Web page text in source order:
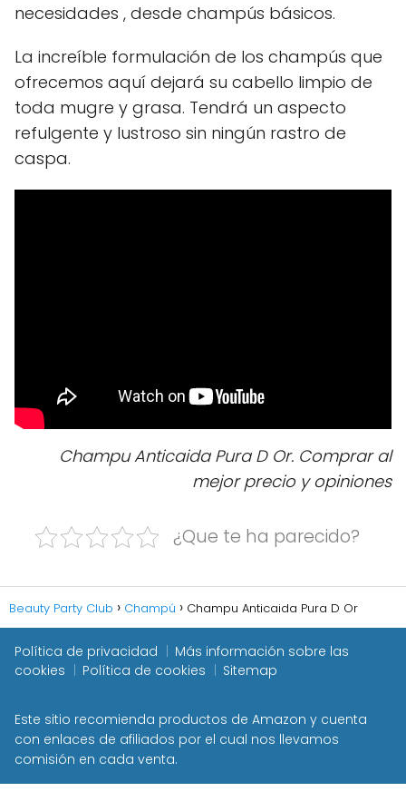
necesidades , desde champús básicos.
La increíble formulación de los champús que
ofrecemos aquí dejará su cabello limpio de
toda mugre y grasa. Tendrá un aspecto
refulgente y lustroso sin ningún rastro de
caspa.
Champu Anticaida Pura D Or. Comprar al
mejor precio y opiniones
¿Que te ha parecido?
Beauty Party Club Champú Champu Anticaida Pura D Or
Política de privacidad
Más información sobre las
cookies
Política de cookies Sitemap
Este sitio recomienda productos de Amazon y cuenta
con enlaces de afiliados por el cual nos llevamos
comisión en cada venta.